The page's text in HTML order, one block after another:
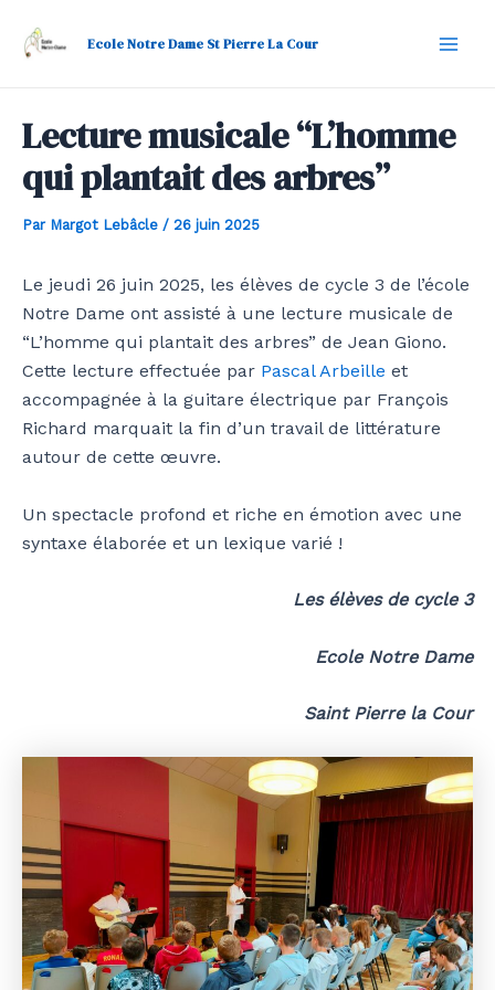
Ecole Notre Dame St Pierre La Cour
Lecture musicale “L’homme
qui plantait des arbres”
Par Margot Lebâcle / 26 juin 2025
Le jeudi 26 juin 2025, les élèves de cycle 3 de l’école
Notre Dame ont assisté à une lecture musicale de
“L’homme qui plantait des arbres” de Jean Giono.
Cette lecture effectuée par Pascal Arbeille et
accompagnée à la guitare électrique par François
Richard marquait la fin d’un travail de littérature
autour de cette œuvre.
Un spectacle profond et riche en émotion avec une
syntaxe élaborée et un lexique varié !
Les élèves de cycle 3
Ecole Notre Dame
Saint Pierre la Cour
des